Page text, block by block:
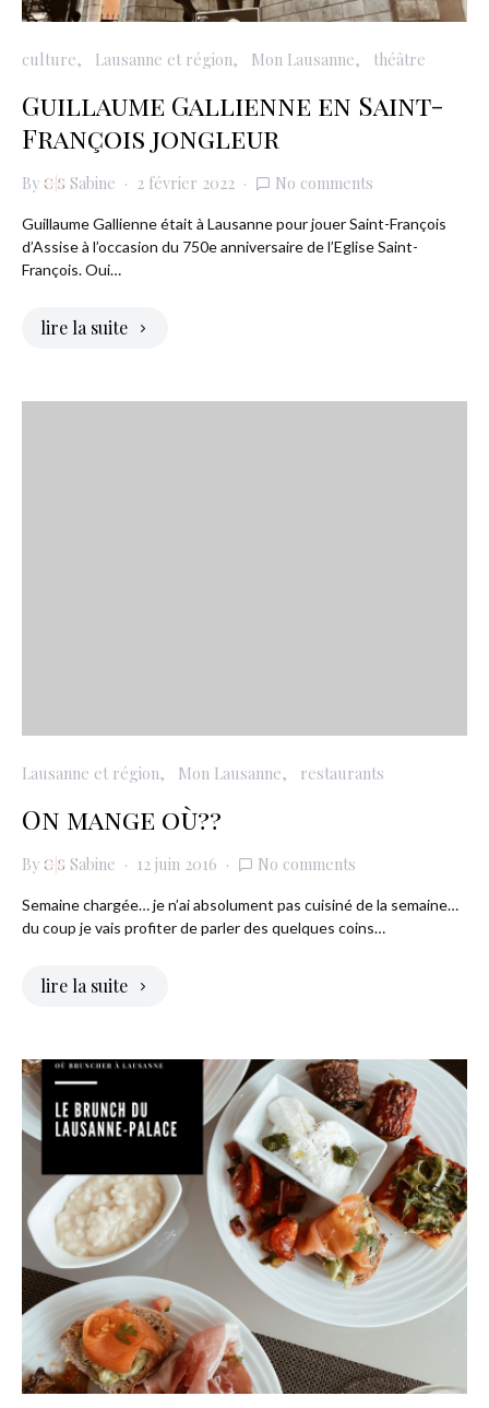
culture Lausanne et région Mon Lausanne théâtre
Guillaume Gallienne en Saint-
François jongleur
By Sabine 2 février 2022 No comments
Guillaume Gallienne était à Lausanne pour jouer Saint-François
d’Assise à l’occasion du 750e anniversaire de l’Eglise Saint-
François. Oui…
lire la suite
Lausanne et région Mon Lausanne restaurants
On mange où??
By Sabine 12 juin 2016 No comments
Semaine chargée… je n’ai absolument pas cuisiné de la semaine…
du coup je vais profiter de parler des quelques coins…
lire la suite